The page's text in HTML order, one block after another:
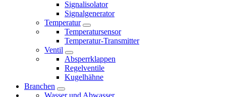
Signalisolator
Signalgenerator
Temperatur
Temperatursensor
Temperatur-Transmitter
Ventil
Absperrklappen
Regelventile
Kugelhähne
Branchen